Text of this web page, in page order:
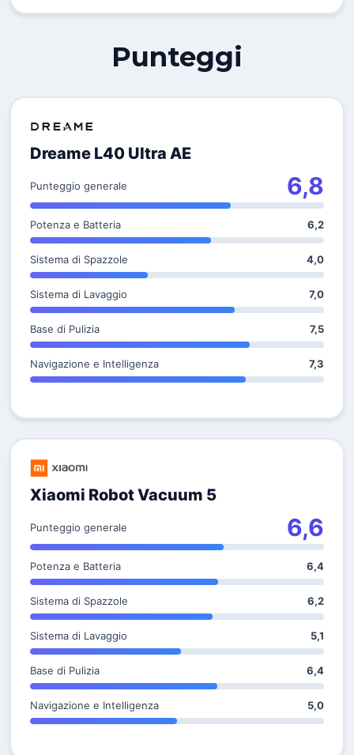
Punteggi
Dreame L40 Ultra AE
Punteggio generale 6,8
Potenza e Batteria 6,2
Sistema di Spazzole 4,0
Sistema di Lavaggio 7,0
Base di Pulizia 7,5
Navigazione e Intelligenza 7,3
Xiaomi Robot Vacuum 5
Punteggio generale 6,6
Potenza e Batteria 6,4
Sistema di Spazzole 6,2
Sistema di Lavaggio 5,1
Base di Pulizia 6,4
Navigazione e Intelligenza 5,0